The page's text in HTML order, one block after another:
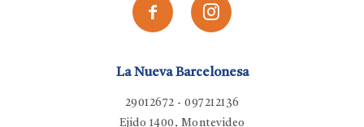
La Nueva Barcelonesa
29012672 - 097212136
Ejido 1400, Montevideo
 